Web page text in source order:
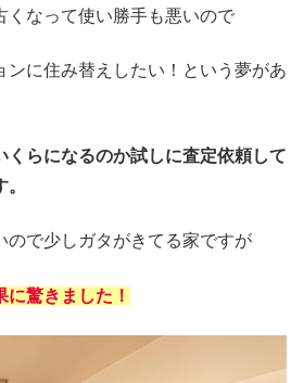
くなって使い勝手も悪いので
ンに住み替えしたい！という夢があ
くらになるのか試しに査定依頼して
ので少しガタがきてる家ですが
驚きました！